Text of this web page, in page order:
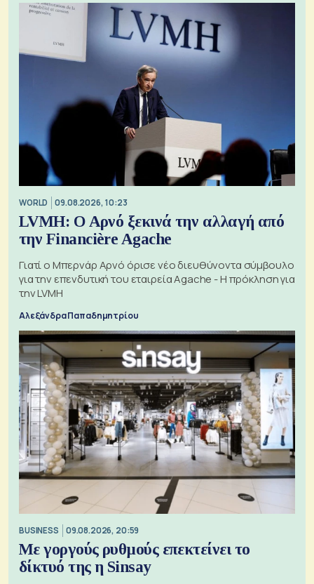
WORLD 09.08.2026, 10:23
LVMH: Ο Αρνό ξεκινά την αλλαγή από
την Financière Agache
Γιατί ο Μπερνάρ Αρνό όρισε νέο διευθύνοντα σύμβουλο
για την επενδυτική του εταιρεία Agache - Η πρόκληση για
την LVMH
Αλεξάνδρα Παπαδημητρίου
BUSINESS 09.08.2026, 20:59
Με γοργούς ρυθμούς επεκτείνει το
δίκτυό της η Sinsay